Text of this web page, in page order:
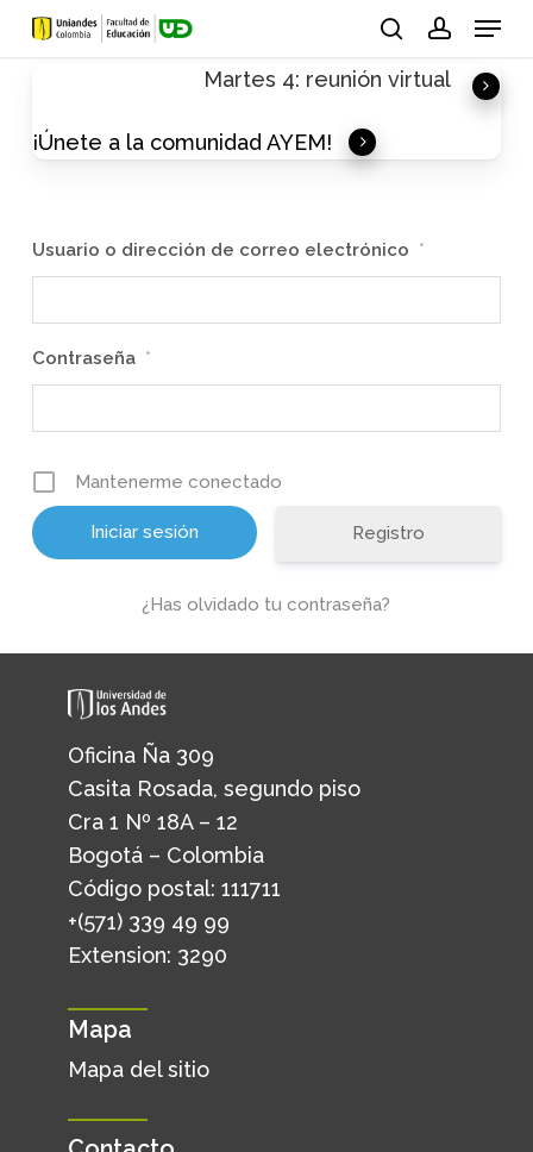
Skip
Menu
Martes 4: reunión virtual
¡Únete a la comunidad AYEM!
Usuario o dirección de correo electrónico *
Contraseña *
Mantenerme conectado
Registro
¿Has olvidado tu contraseña?
Oficina Ña 309
Casita Rosada, segundo piso
Cra 1 Nº 18A – 12
Bogotá – Colombia
Código postal: 111711
+(571) 339 49 99
Extension: 3290
Mapa
Mapa del sitio